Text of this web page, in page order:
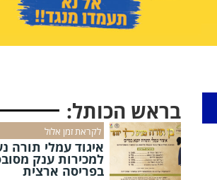
בראש הכותל:
לקראת זמן אלול
איגוד עמלי תורה
למכירות ענק
בפריסה ארצית